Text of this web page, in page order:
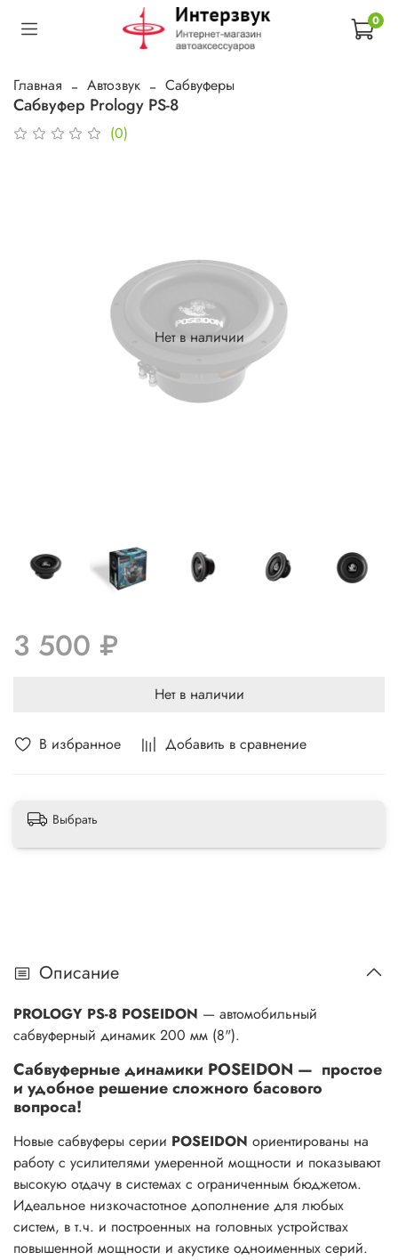
0
Главная Автозвук Сабвуферы
Сабвуфер Prology PS-8
(0)
В избранное Добавить в сравнение
Нет в наличии
3 500 ₽
Нет в наличии
Выбрать
Описание
PROLOGY PS-8 POSEIDON — автомобильный
сабвуферный динамик 200 мм (8").
Сабвуферные динамики POSEIDON — простое
и удобное решение сложного басового
вопроса!
Новые сабвуферы серии POSEIDON ориентированы на
работу с усилителями умеренной мощности и показывают
высокую отдачу в системах с ограниченным бюджетом.
Идеальное низкочастотное дополнение для любых
систем, в т.ч. и построенных на головных устройствах
повышенной мощности и акустике одноименных серий.